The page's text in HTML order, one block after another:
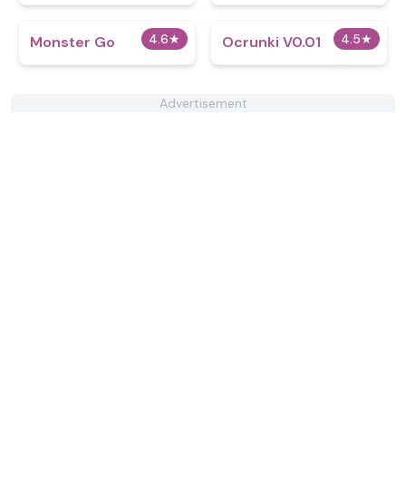
4.6★
Monster Go 4.5★
Ocrunki V0.01
Advertisement